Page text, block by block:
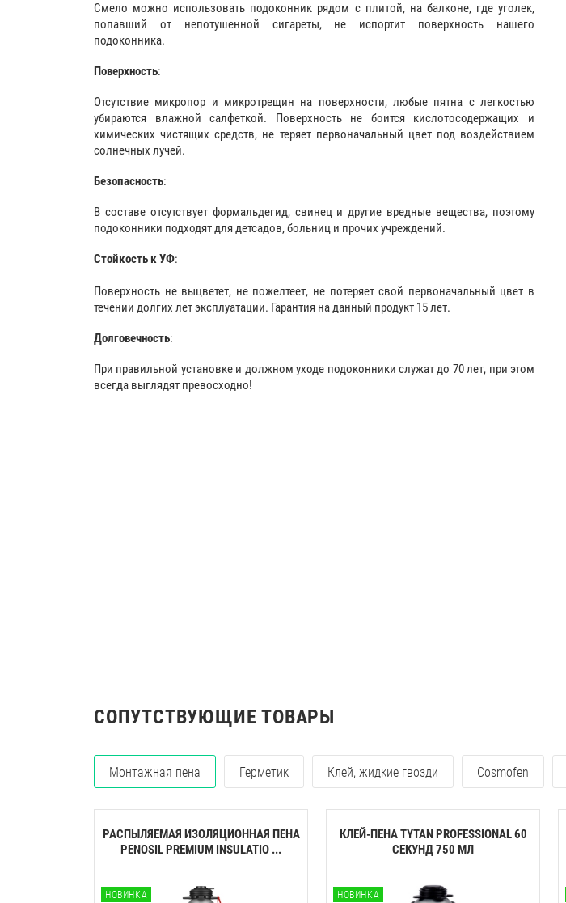
Смело можно использовать подоконник рядом с плитой, на балконе, где уголек,
попавший от непотушенной сигареты, не испортит поверхность нашего
подоконника.
Поверхность:
Отсутствие микропор и микротрещин на поверхности, любые пятна с легкостью
убираются влажной салфеткой. Поверхность не боится кислотосодержащих и
химических чистящих средств, не теряет первоначальный цвет под воздействием
солнечных лучей.
Безопасность:
В составе отсутствует формальдегид, свинец и другие вредные вещества, поэтому
подоконники подходят для детсадов, больниц и прочих учреждений.
Стойкость к УФ:
Поверхность не выцветет, не пожелтеет, не потеряет свой первоначальный цвет в
течении долгих лет эксплуатации. Гарантия на данный продукт 15 лет.
Долговечность:
При правильной установке и должном уходе подоконники служат до 70 лет, при этом
всегда выглядят превосходно!
СОПУТСТВУЮЩИЕ ТОВАРЫ
Монтажная пена Герметик Клей, жидкие гвозди Cosmofen
РАСПЫЛЯЕМАЯ ИЗОЛЯЦИОННАЯ ПЕНА
PENOSIL PREMIUM INSULATIO ...
НОВИНКА
КЛЕЙ-ПЕНА TYTAN PROFESSIONAL 60
CЕКУНД 750 МЛ
НОВИНКА